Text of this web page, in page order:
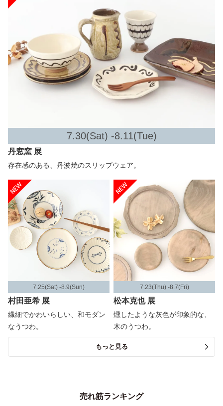
7.30(Sat) -8.11(Tue)
丹窓窯 展
存在感のある、丹波焼のスリップウェア。
7.25(Sat) -8.9(Sun)
村田亜希 展
繊細でかわいらしい、和モダン
なうつわ。
7.23(Thu) -8.7(Fri)
松本克也 展
燻したような灰色が印象的な、
木のうつわ。
もっと見る
売れ筋ランキング